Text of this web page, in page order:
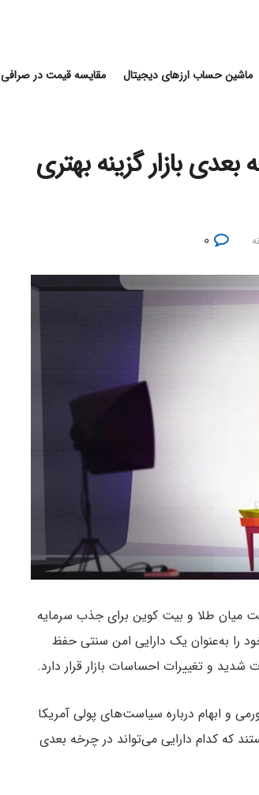
ماشین حساب ارزهای دیجیتال مقایسه قیمت در صرافی
بازار گزینه بهتری
میان طلا و بیت کوین برای جذب سرمایه
را به‌عنوان یک دارایی امن سنتی حفظ
و تغییرات احساسات بازار قرار دارد.
و ابهام درباره سیاست‌های پولی آمریکا
که کدام دارایی می‌تواند در چرخه بعدی